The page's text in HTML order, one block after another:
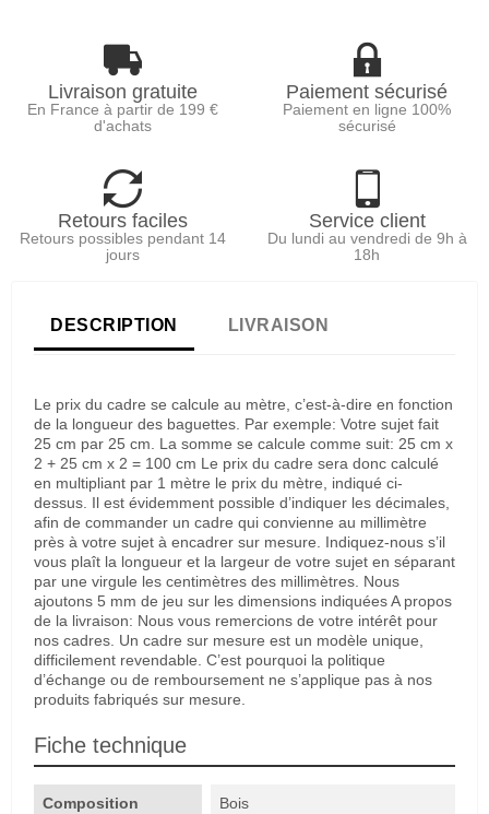
Livraison gratuite
En France à partir de 199 €
d'achats
Paiement sécurisé
Paiement en ligne 100%
sécurisé
Retours faciles
Retours possibles pendant 14
jours
Service client
Du lundi au vendredi de 9h à
18h
DESCRIPTION LIVRAISON
Le prix du cadre se calcule au mètre, c’est-à-dire en fonction
de la longueur des baguettes. Par exemple: Votre sujet fait
25 cm par 25 cm. La somme se calcule comme suit: 25 cm x
2 + 25 cm x 2 = 100 cm Le prix du cadre sera donc calculé
en multipliant par 1 mètre le prix du mètre, indiqué ci-
dessus. Il est évidemment possible d’indiquer les décimales,
afin de commander un cadre qui convienne au millimètre
près à votre sujet à encadrer sur mesure. Indiquez-nous s’il
vous plaît la longueur et la largeur de votre sujet en séparant
par une virgule les centimètres des millimètres. Nous
ajoutons 5 mm de jeu sur les dimensions indiquées A propos
de la livraison: Nous vous remercions de votre intérêt pour
nos cadres. Un cadre sur mesure est un modèle unique,
difficilement revendable. C’est pourquoi la politique
d’échange ou de remboursement ne s’applique pas à nos
produits fabriqués sur mesure.
Fiche technique
Composition Bois